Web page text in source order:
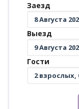
Заезд
Выезд
Гости